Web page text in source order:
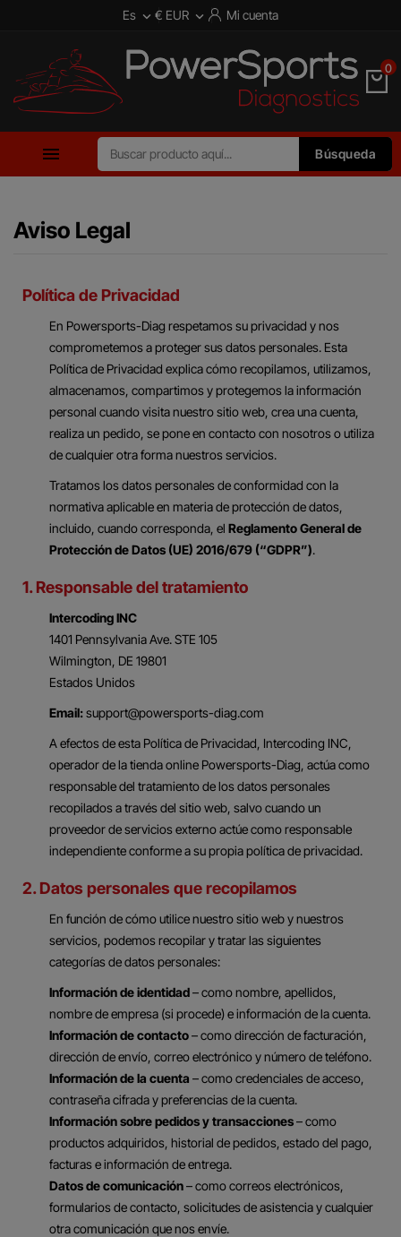
Es  € EUR  Mi cuenta
0
 Búsqueda
Aviso Legal
Política de Privacidad
En Powersports-Diag respetamos su privacidad y nos
comprometemos a proteger sus datos personales. Esta
Política de Privacidad explica cómo recopilamos, utilizamos,
almacenamos, compartimos y protegemos la información
personal cuando visita nuestro sitio web, crea una cuenta,
realiza un pedido, se pone en contacto con nosotros o utiliza
de cualquier otra forma nuestros servicios.
Tratamos los datos personales de conformidad con la
normativa aplicable en materia de protección de datos,
incluido, cuando corresponda, el Reglamento General de
Protección de Datos (UE) 2016/679 (“GDPR”).
1. Responsable del tratamiento
Intercoding INC
1401 Pennsylvania Ave. STE 105
Wilmington, DE 19801
Estados Unidos
Email:support@powersports-diag.com
A efectos de esta Política de Privacidad, Intercoding INC,
operador de la tienda online Powersports-Diag, actúa como
responsable del tratamiento de los datos personales
recopilados a través del sitio web, salvo cuando un
proveedor de servicios externo actúe como responsable
independiente conforme a su propia política de privacidad.
2. Datos personales que recopilamos
En función de cómo utilice nuestro sitio web y nuestros
servicios, podemos recopilar y tratar las siguientes
categorías de datos personales:
Información de identidad– como nombre, apellidos,
nombre de empresa (si procede) e información de la cuenta.
Información de contacto– como dirección de facturación,
dirección de envío, correo electrónico y número de teléfono.
Información de la cuenta – como credenciales de acceso,
contraseña cifrada y preferencias de la cuenta.
Información sobre pedidos y transacciones– como
productos adquiridos, historial de pedidos, estado del pago,
facturas e información de entrega.
Datos de comunicación– como correos electrónicos,
formularios de contacto, solicitudes de asistencia y cualquier
otra comunicación que nos envíe.